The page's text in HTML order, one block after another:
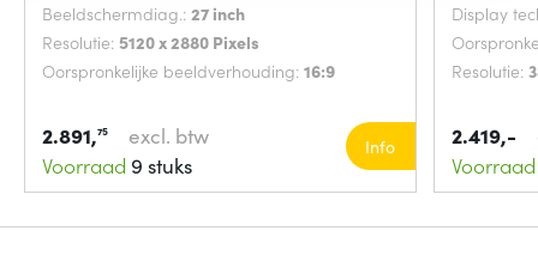
Beeldschermdiag.: 27 inch
Resolutie: 5120 x 2880 Pixels
Oorspronkelijke beeldverhouding: 16:9
2.891,75
excl. btw
Voorraad 9 stuks
Info
Display
Resolutie:
2.419,-
Voorraad